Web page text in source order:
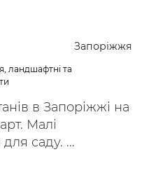
Запоріжжя
ландшафтні та
в Запоріжжі на
Малі
саду. ...